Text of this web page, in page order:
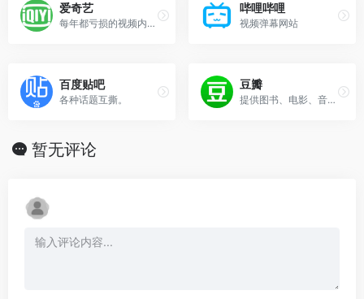
爱奇艺
每年都亏损的视频内容站
哔哩哔哩
视频弹幕网站
百度贴吧
各种话题互撕。
豆瓣
提供图书、电影、音乐唱片的推荐、评论和价格比较，以及城市独特的文化生活
暂无评论